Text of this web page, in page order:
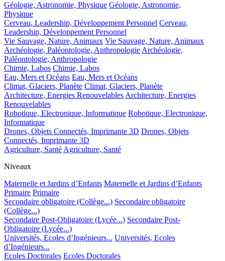
Géologie, Astronomie, Physique Géologie, Astronomie,
Physique
Cerveau, Leadership, Développement Personnel Cerveau,
Leadership, Développement Personnel
Vie Sauvage, Nature, Animaux Vie Sauvage, Nature, Animaux
Archéologie, Paléontologie, AnthropologieArchéologie,
Paléontologie, Anthropologie
Chimie, Labos Chimie, Labos
Eau, Mers et Océans Eau, Mers et Océans
Climat, Glaciers, Planète Climat, Glaciers, Planète
Architecture, Energies RenouvelablesArchitecture, Energies
Renouvelables
Robotique, Electronique, Informatique Robotique, Electronique,
Informatique
Drones, Objets Connectés, Imprimante 3D Drones, Objets
Connectés, Imprimante 3D
Agriculture, SantéAgriculture, Santé
Niveaux
Maternelle et Jardins d’Enfants Maternelle et Jardins d’Enfants
Primaire Primaire
Secondaire obligatoire (Collège...) Secondaire obligatoire
(Collège...)
Secondaire Post-Obligatoire (Lycée...) Secondaire Post-
Obligatoire (Lycée...)
Universités, Ecoles d’Ingénieurs... Universités, Ecoles
d’Ingénieurs...
Ecoles Doctorales Ecoles Doctorales